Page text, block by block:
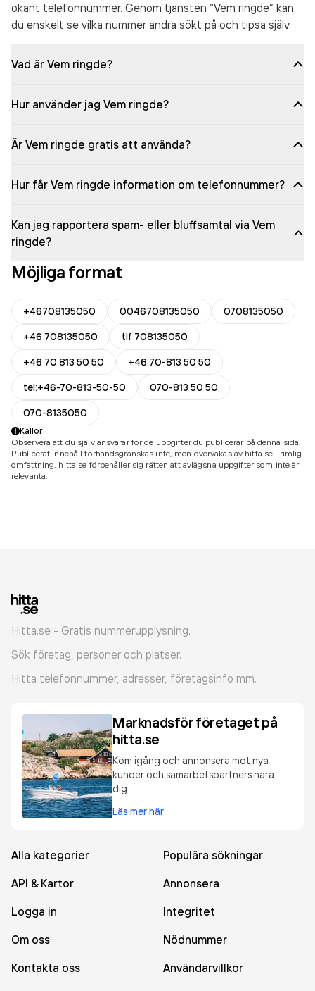
okänt telefonnummer. Genom tjänsten “Vem ringde” kan
du enskelt se vilka nummer andra sökt på och tipsa själv.
Vad är Vem ringde?
Hur använder jag Vem ringde?
Är Vem ringde gratis att använda?
Hur får Vem ringde information om telefonnummer?
Kan jag rapportera spam- eller bluffsamtal via Vem
ringde?
Möjliga format
+46708135050 0046708135050
0708135050
+46 708135050
tlf 708135050
+46 70 813 50 50
+46 70-813 50 50
tel:+46-70-813-50-50
070-813 50 50
070-8135050
Källor
Observera att du själv ansvarar för de uppgifter du publicerar på denna sida.
Publicerat innehåll förhandsgranskas inte, men övervakas av hitta.se i rimlig
omfattning. hitta.se förbehåller sig rätten att avlägsna uppgifter som inte är
relevanta.
Hitta.se - Gratis nummerupplysning.
Sök företag, personer och platser.
Hitta telefonnummer, adresser, företagsinfo mm.
Marknadsför företaget på
hitta.se
Kom igång och annonsera mot nya
kunder och samarbetspartners nära
dig.
Läs mer här
Alla kategorier
Populära sökningar
API & Kartor
Annonsera
Logga in
Integritet
Om oss
Nödnummer
Kontakta oss
Användarvillkor